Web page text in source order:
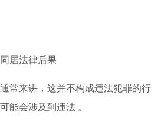
常来讲，这并不构成违法犯罪的行
能会涉及到违法 。